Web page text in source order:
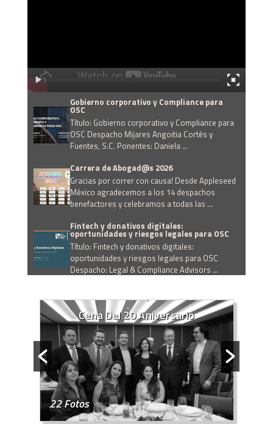
Gobierno corporativo y Compliance para
OSC
Título: Gobierno corporativo y Compliance para
OSC Despacho Mijares Angoitia Cortés y
Fuentes, S.C. Ponentes: Daniela ...
Carrera de Abogad@s 2026
Gracias por correr con causa! Desde Appleseed
México agradecemos a los 14 despachos
benefactores y celebramos a todas las ...
Fintech y donativos digitales:
oportunidades y riesgos legales para OSC
Título: Fintech y donativos digitales:
oportunidades y riesgos legales para OSC
Despacho: Legal & Compliance Advisors ...
acoso, discriminación y protocolos internos
Título: Prevención de riesgos laborales en OSC:
acoso, discriminación y protocolos internos
Despacho: Sainz Abogados ...
Beneficiario controlador: ¿Qué exige la
normativa fiscal?
Beneficiario controlador: ¿Qué exige la
normativa fiscal? Ponentes: Diego Marván y Luis
Ortega Despacho: Chevez, Ruiz, ...
Cena Del 20 Aniversario
22 Fotos